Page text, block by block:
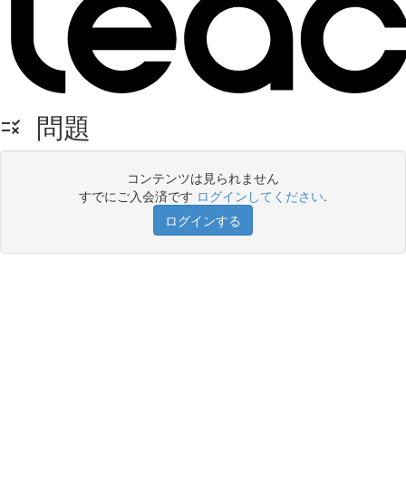
問題
コンテンツは見られません
すでにご入会済です ログインしてください.
ログインする